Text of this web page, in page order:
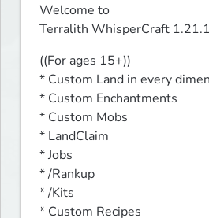
Welcome to
Terralith WhisperCraft
((For ages 15+))
* Custom Land in every
* Custom Enchantments
* Custom Mobs
* LandClaim
* Jobs
* /Rankup
* /Kits
* Custom Recipes